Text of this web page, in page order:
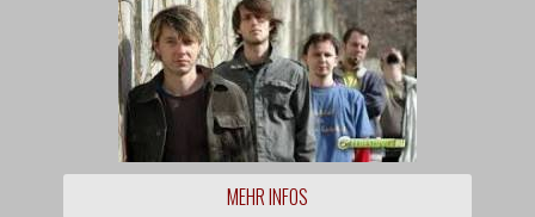
MEHR INFOS